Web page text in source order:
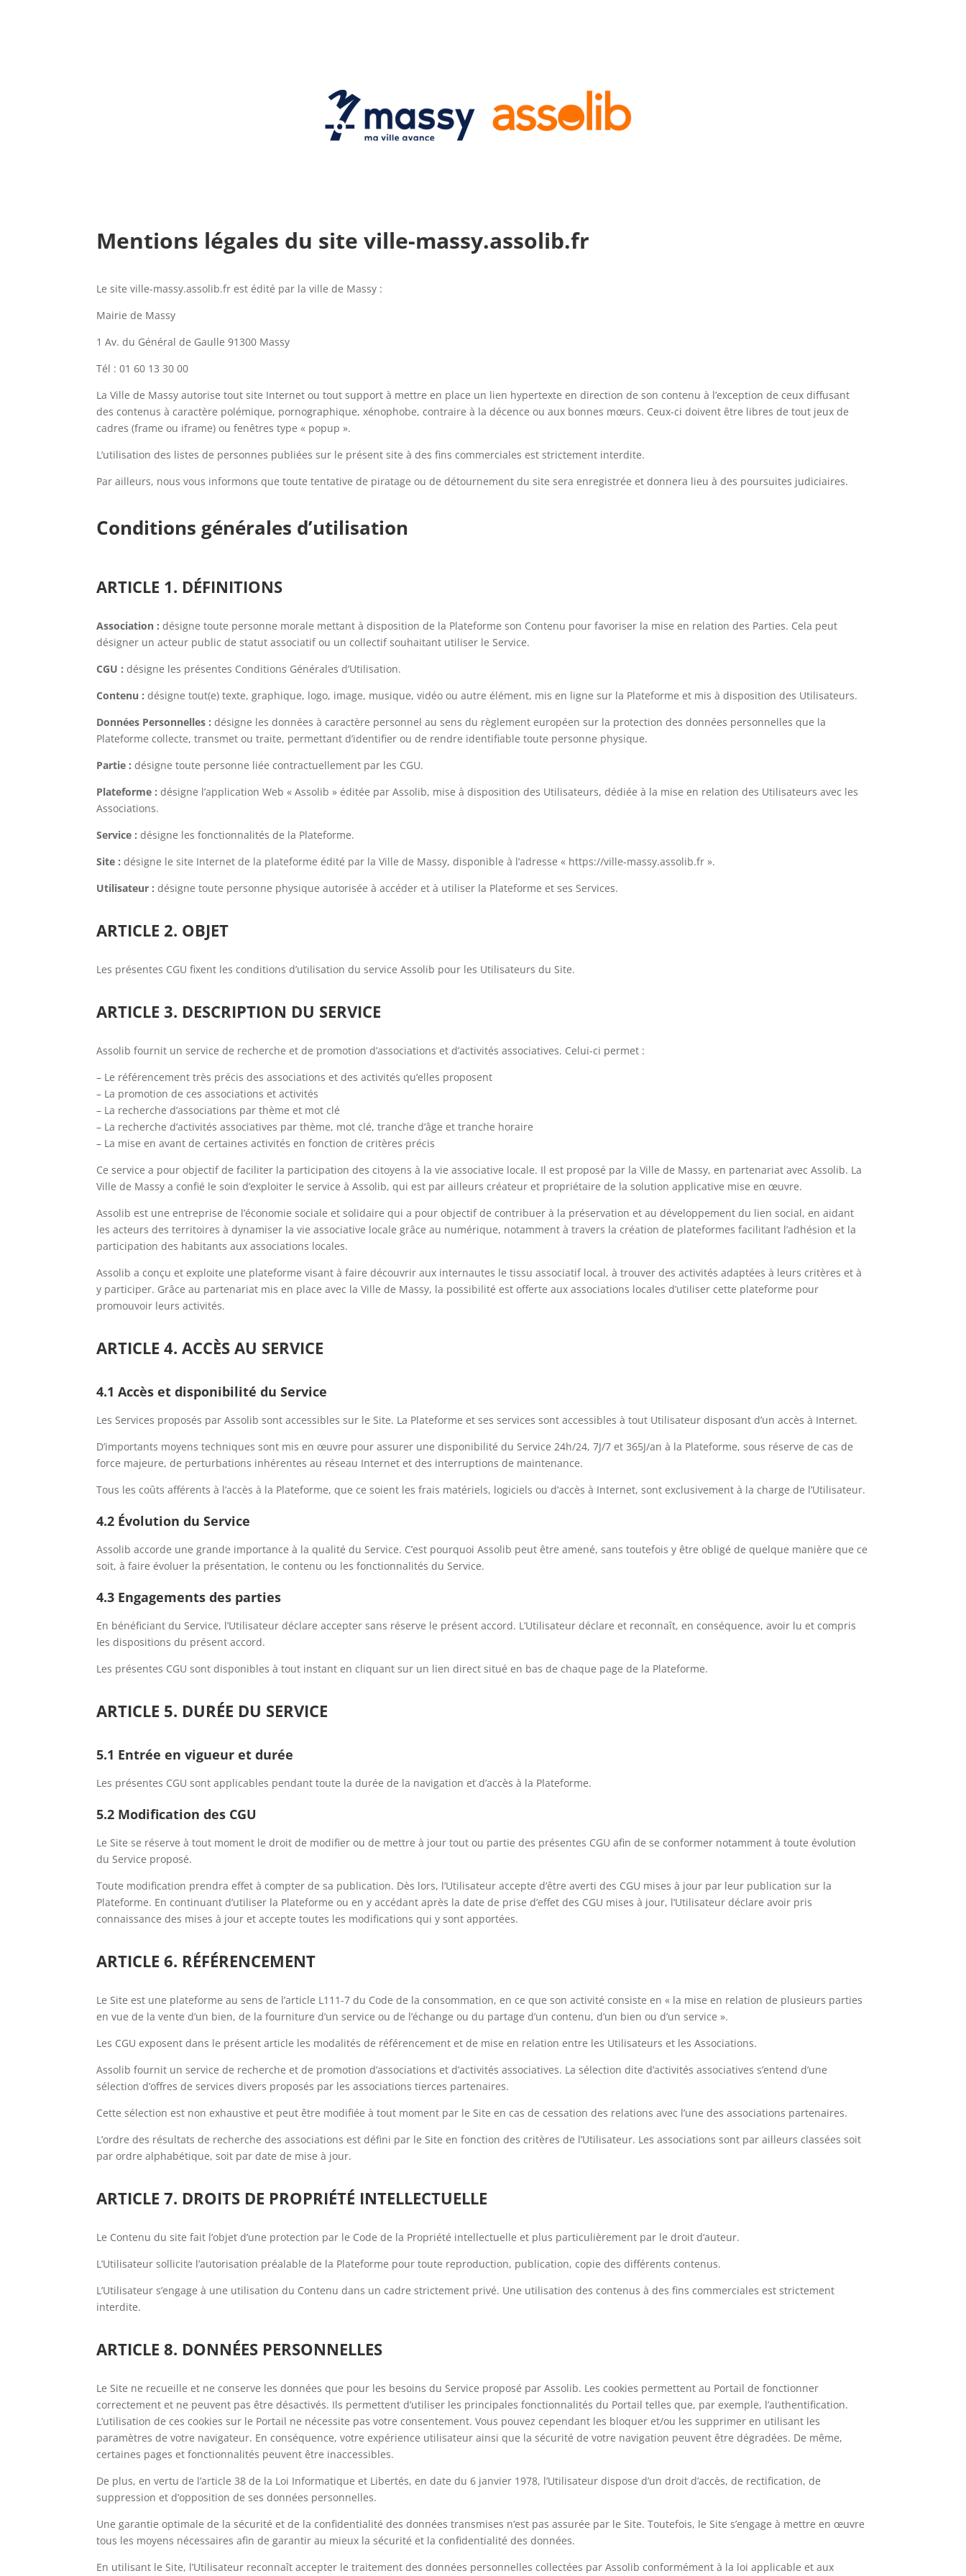
Mentions légales du site ville-massy.assolib.fr
Le site ville-massy.assolib.fr est édité par la ville de Massy :
Mairie de Massy
1 Av. du Général de Gaulle91300 Massy
Tél : 01 60 13 30 00
La Ville de Massy autorise tout site Internet ou tout support à mettre en place un lien hypertexte en direction de son contenu à l’exception de ceux diffusant
des contenus à caractère polémique, pornographique, xénophobe, contraire à la décence ou aux bonnes mœurs. Ceux-ci doivent être libres de tout jeux de
cadres (frame ou iframe) ou fenêtres type « popup ».
L’utilisation des listes de personnes publiées sur le présent site à des fins commerciales est strictement interdite.
Par ailleurs, nous vous informons que toute tentative de piratage ou de détournement du site sera enregistrée et donnera lieu à des poursuites judiciaires.
Conditions générales d’utilisation
ARTICLE 1. DÉFINITIONS
Association : désigne toute personne morale mettant à disposition de la Plateforme son Contenu pour favoriser la mise en relation des Parties. Cela peut
désigner un acteur public de statut associatif ou un collectif souhaitant utiliser le Service.
CGU : désigne les présentes Conditions Générales d’Utilisation.
Contenu : désigne tout(e) texte, graphique, logo, image, musique, vidéo ou autre élément, mis en ligne sur la Plateforme et mis à disposition des Utilisateurs.
Données Personnelles : désigne les données à caractère personnel au sens du règlement européen sur la protection des données personnelles que la
Plateforme collecte, transmet ou traite, permettant d’identifier ou de rendre identifiable toute personne physique.
Partie : désigne toute personne liée contractuellement par les CGU.
Plateforme : désigne l’application Web « Assolib » éditée par Assolib, mise à disposition des Utilisateurs, dédiée à la mise en relation des Utilisateurs avec les
Associations.
Service : désigne les fonctionnalités de la Plateforme.
Site : désigne le site Internet de la plateforme édité par la Ville de Massy, disponible à l’adresse « https://ville-massy.assolib.fr ».
Utilisateur : désigne toute personne physique autorisée à accéder et à utiliser la Plateforme et ses Services.
ARTICLE 2. OBJET
Les présentes CGU fixent les conditions d’utilisation du service Assolib pour les Utilisateurs du Site.
ARTICLE 3. DESCRIPTION DU SERVICE
Assolib fournit un service de recherche et de promotion d’associations et d’activités associatives. Celui-ci permet :
– Le référencement très précis des associations et des activités qu’elles proposent
– La promotion de ces associations et activités
– La recherche d’associations par thème et mot clé
– La recherche d’activités associatives par thème, mot clé, tranche d’âge et tranche horaire
– La mise en avant de certaines activités en fonction de critères précis
Ce service a pour objectif de faciliter la participation des citoyens à la vie associative locale. Il est proposé par la Ville de Massy, en partenariat avec Assolib. La
Ville de Massy a confié le soin d’exploiter le service à Assolib, qui est par ailleurs créateur et propriétaire de la solution applicative mise en œuvre.
Assolib est une entreprise de l’économie sociale et solidaire qui a pour objectif de contribuer à la préservation et au développement du lien social, en aidant
les acteurs des territoires à dynamiser la vie associative locale grâce au numérique, notamment à travers la création de plateformes facilitant l’adhésion et la
participation des habitants aux associations locales.
Assolib a conçu et exploite une plateforme visant à faire découvrir aux internautes le tissu associatif local, à trouver des activités adaptées à leurs critères et à
y participer. Grâce au partenariat mis en place avec la Ville de Massy, la possibilité est offerte aux associations locales d’utiliser cette plateforme pour
promouvoir leurs activités.
ARTICLE 4. ACCÈS AU SERVICE
4.1 Accès et disponibilité du Service
Les Services proposés par Assolib sont accessibles sur le Site. La Plateforme et ses services sont accessibles à tout Utilisateur disposant d’un accès à Internet.
D’importants moyens techniques sont mis en œuvre pour assurer une disponibilité du Service 24h/24, 7J/7 et 365J/an à la Plateforme, sous réserve de cas de
force majeure, de perturbations inhérentes au réseau Internet et des interruptions de maintenance.
Tous les coûts afférents à l’accès à la Plateforme, que ce soient les frais matériels, logiciels ou d’accès à Internet, sont exclusivement à la charge de l’Utilisateur.
4.2 Évolution du Service
Assolib accorde une grande importance à la qualité du Service. C’est pourquoi Assolib peut être amené, sans toutefois y être obligé de quelque manière que ce
soit, à faire évoluer la présentation, le contenu ou les fonctionnalités du Service.
4.3 Engagements des parties
En bénéficiant du Service, l’Utilisateur déclare accepter sans réserve le présent accord. L’Utilisateur déclare et reconnaît, en conséquence, avoir lu et compris
les dispositions du présent accord.
Les présentes CGU sont disponibles à tout instant en cliquant sur un lien direct situé en bas de chaque page de la Plateforme.
ARTICLE 5. DURÉE DU SERVICE
5.1 Entrée en vigueur et durée
Les présentes CGU sont applicables pendant toute la durée de la navigation et d’accès à la Plateforme.
5.2 Modification des CGU
Le Site se réserve à tout moment le droit de modifier ou de mettre à jour tout ou partie des présentes CGU afin de se conformer notamment à toute évolution
du Service proposé.
Toute modification prendra effet à compter de sa publication. Dès lors, l’Utilisateur accepte d’être averti des CGU mises à jour par leur publication sur la
Plateforme. En continuant d’utiliser la Plateforme ou en y accédant après la date de prise d’effet des CGU mises à jour, l’Utilisateur déclare avoir pris
connaissance des mises à jour et accepte toutes les modifications qui y sont apportées.
ARTICLE 6. RÉFÉRENCEMENT
Le Site est une plateforme au sens de l’article L111-7 du Code de la consommation, en ce que son activité consiste en « la mise en relation de plusieurs parties
en vue de la vente d’un bien, de la fourniture d’un service ou de l’échange ou du partage d’un contenu, d’un bien ou d’un service ».
Les CGU exposent dans le présent article les modalités de référencement et de mise en relation entre les Utilisateurs et les Associations.
Assolib fournit un service de recherche et de promotion d’associations et d’activités associatives. La sélection dite d’activités associatives s’entend d’une
sélection d’offres de services divers proposés par les associations tierces partenaires.
Cette sélection est non exhaustive et peut être modifiée à tout moment par le Site en cas de cessation des relations avec l’une des associations partenaires.
L’ordre des résultats de recherche des associations est défini par le Site en fonction des critères de l’Utilisateur. Les associations sont par ailleurs classées soit
par ordre alphabétique, soit par date de mise à jour.
ARTICLE 7. DROITS DE PROPRIÉTÉ INTELLECTUELLE
Le Contenu du site fait l’objet d’une protection par le Code de la Propriété intellectuelle et plus particulièrement par le droit d’auteur.
L’Utilisateur sollicite l’autorisation préalable de la Plateforme pour toute reproduction, publication, copie des différents contenus.
L’Utilisateur s’engage à une utilisation du Contenu dans un cadre strictement privé. Une utilisation des contenus à des fins commerciales est strictement
interdite.
ARTICLE 8. DONNÉES PERSONNELLES
Le Site ne recueille et ne conserve les données que pour les besoins du Service proposé par Assolib. Les cookies permettent au Portail de fonctionner
correctement et ne peuvent pas être désactivés. Ils permettent d’utiliser les principales fonctionnalités du Portail telles que, par exemple, l’authentification.
L’utilisation de ces cookies sur le Portail ne nécessite pas votre consentement. Vous pouvez cependant les bloquer et/ou les supprimer en utilisant les
paramètres de votre navigateur. En conséquence, votre expérience utilisateur ainsi que la sécurité de votre navigation peuvent être dégradées. De même,
certaines pages et fonctionnalités peuvent être inaccessibles.
De plus, en vertu de l’article 38 de la Loi Informatique et Libertés, en date du 6 janvier 1978, l’Utilisateur dispose d’un droit d’accès, de rectification, de
suppression et d’opposition de ses données personnelles.
Une garantie optimale de la sécurité et de la confidentialité des données transmises n’est pas assurée par le Site. Toutefois, le Site s’engage à mettre en œuvre
tous les moyens nécessaires afin de garantir au mieux la sécurité et la confidentialité des données.
En utilisant le Site, l’Utilisateur reconnaît accepter le traitement des données personnelles collectées par Assolib conformément à la loi applicable et aux